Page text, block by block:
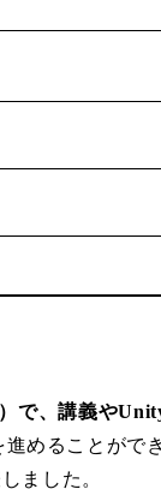
で、講義や
めることが
ました。